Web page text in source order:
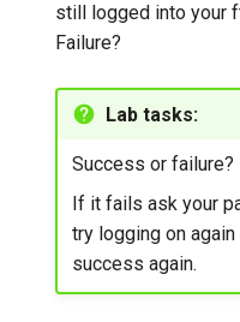
still logged into your
Failure?
Lab tasks:
Success or failure?
If it fails ask your
try logging on
success again.